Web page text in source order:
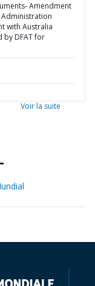
Amendment
with Australia
by DFAT for
Voir la suite